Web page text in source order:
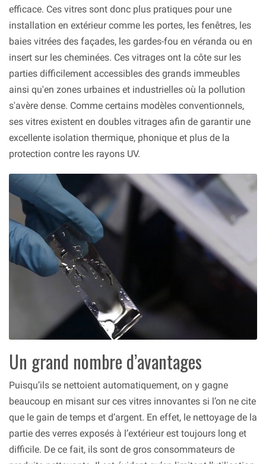
efficace. Ces vitres sont donc plus pratiques pour une
installation en extérieur comme les portes, les fenêtres, les
baies vitrées des façades, les gardes-fou en véranda ou en
insert sur les cheminées. Ces vitrages ont la côte sur les
parties difficilement accessibles des grands immeubles
ainsi qu'en zones urbaines et industrielles où la pollution
s'avère dense. Comme certains modèles conventionnels,
ses vitres existent en doubles vitrages afin de garantir une
excellente isolation thermique, phonique et plus de la
protection contre les rayons UV.
Un grand nombre d’avantages
Puisqu’ils se nettoient automatiquement, on y gagne
beaucoup en misant sur ces vitres innovantes si l’on ne cite
que le gain de temps et d’argent. En effet, le nettoyage de la
partie des verres exposés à l’extérieur est toujours long et
difficile. De ce fait, ils sont de gros consommateurs de